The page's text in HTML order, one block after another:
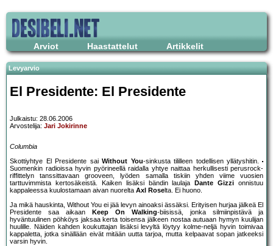
Arviot Haastattelut Artikkelit
Levyarvio
El Presidente: El Presidente
Julkaistu: 28.06.2006
Arvostelija: Jari Jokirinne
Columbia
Skottiyhtye El Presidente sai Without You-sinkusta tililleen todellisen yllätyshitin.
Suomenkin radioissa hyvin pyörineellä raidalla yhtye naittaa herkullisesti perusrock-
riffittelyn tanssittavaan grooveen, lyöden samalla tiskiin yhden viime vuosien
tarttuvimmista kertosäkeistä. Kaiken lisäksi bändin laulaja
Dante Gizzi onnistuu
kappaleessa kuulostamaan aivan nuorelta Axl Roselta. Ei huono.
Ja mikä hauskinta, Without You ei jää levyn ainoaksi ässäksi. Erityisen hurjaa jälkeä El
Presidente saa aikaan
Keep On Walking-biisissä, jonka silmiinpistävä ja
hyväntuulinen pöhköys jaksaa kerta toisensa jälkeen nostaa autuaan hymyn kuulijan
huulille. Näiden kahden koukuttajan lisäksi levyltä löytyy kolme-neljä hyvin toimivaa
kappaletta, jotka sinällään eivät mitään uutta tarjoa, mutta kelpaavat sopan jatkeeksi
varsin hyvin.